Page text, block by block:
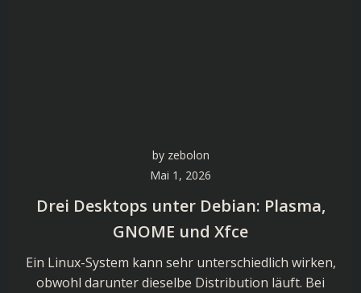
by zebolon
Mai 1, 2026
Drei Desktops unter Debian: Plasma,
GNOME und Xfce
Ein Linux-System kann sehr unterschiedlich wirken,
obwohl darunter dieselbe Distribution läuft. Bei